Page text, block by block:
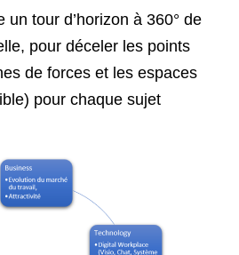
un tour d’horizon à 360° de
pour déceler les points
de forces et les espaces
pour chaque sujet